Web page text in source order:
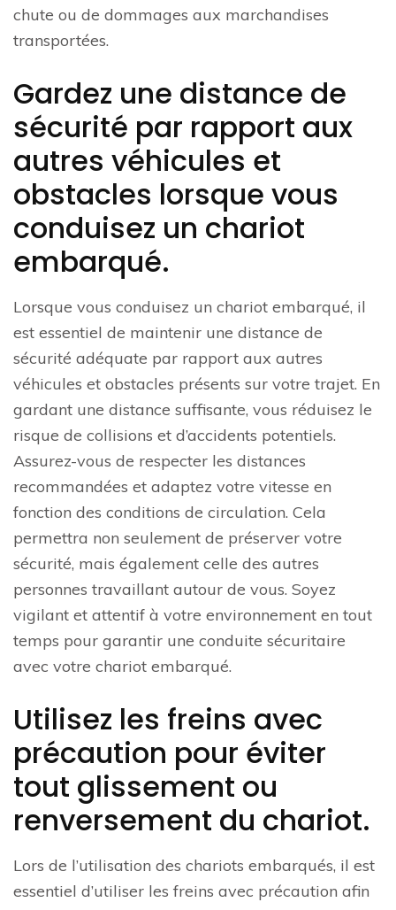
chute ou de dommages aux marchandises
transportées.
Gardez une distance de
sécurité par rapport aux
autres véhicules et
obstacles lorsque vous
conduisez un chariot
embarqué.
Lorsque vous conduisez un chariot embarqué, il
est essentiel de maintenir une distance de
sécurité adéquate par rapport aux autres
véhicules et obstacles présents sur votre trajet. En
gardant une distance suffisante, vous réduisez le
risque de collisions et d’accidents potentiels.
Assurez-vous de respecter les distances
recommandées et adaptez votre vitesse en
fonction des conditions de circulation. Cela
permettra non seulement de préserver votre
sécurité, mais également celle des autres
personnes travaillant autour de vous. Soyez
vigilant et attentif à votre environnement en tout
temps pour garantir une conduite sécuritaire
avec votre chariot embarqué.
Utilisez les freins avec
précaution pour éviter
tout glissement ou
renversement du chariot.
Lors de l’utilisation des chariots embarqués, il est
essentiel d’utiliser les freins avec précaution afin